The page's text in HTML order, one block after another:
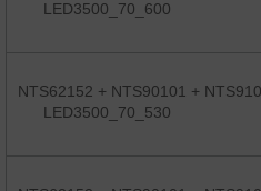
LED3500_70_600
NTS62152 + NTS90101 +
LED3500_70_530